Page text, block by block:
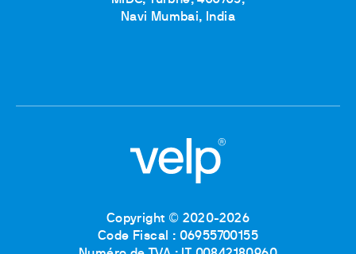
Navi Mumbai, India
Copyright © 2020-2026
Code Fiscal : 06955700155